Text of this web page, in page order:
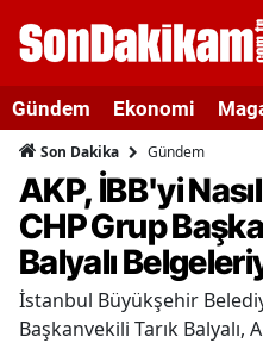
Gündem Ekonomi
Son Dakika Gündem
AKP, İBB'yi
CHP Grup
Balyalı
İstanbul Büyükşehir
Başkanvekili Tarık